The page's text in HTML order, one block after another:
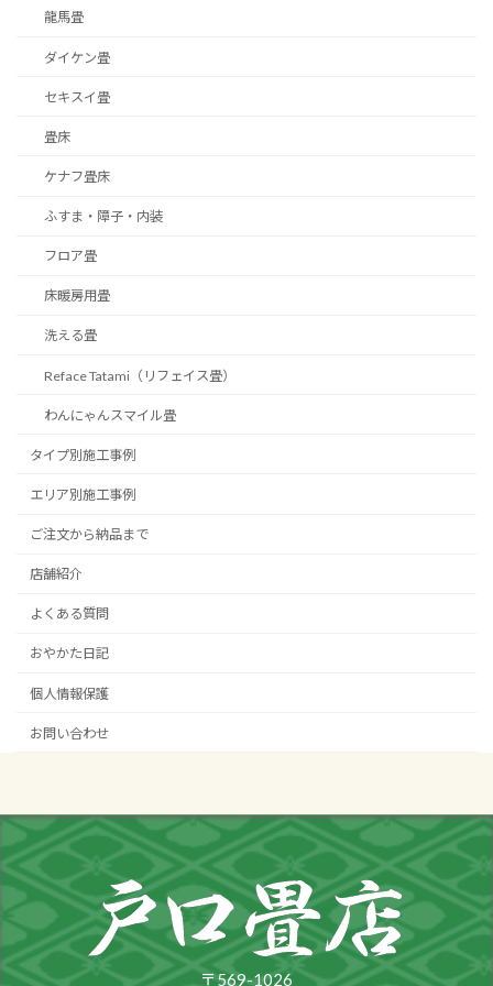
龍馬畳
ダイケン畳
セキスイ畳
畳床
ケナフ畳床
ふすま・障子・内装
フロア畳
床暖房用畳
洗える畳
Reface Tatami（リフェイス畳）
わんにゃんスマイル畳
タイプ別施工事例
エリア別施工事例
ご注文から納品まで
店舗紹介
よくある質問
おやかた日記
個人情報保護
お問い合わせ
〒569-1026